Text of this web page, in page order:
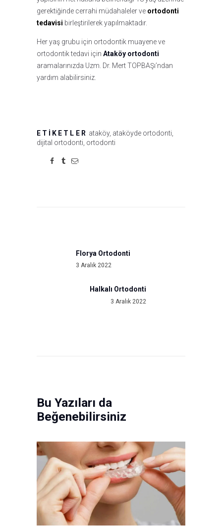
gerektiğinde cerrahi müdahaleler ve ortodonti
tedavisi birleştirilerek yapılmaktadır.
Her yaş grubu için ortodontik muayene ve
ortodontik tedavi için Ataköy ortodonti
aramalarınızda Uzm. Dr. Mert TOPBAŞı’ndan
yardım alabilirsiniz.
ETIKETLER ataköy, ataköyde ortodonti
dijital ortodonti ortodonti
Previous
post:
Florya Ortodonti
3 Aralık 2022
Halkalı Ortodonti
3 Aralık 2022
Bu Yazıları da
Beğenebilirsiniz